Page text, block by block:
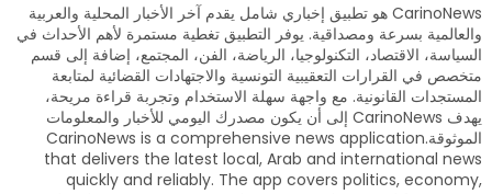
CarinoNews هو تطبيق إخباري شامل يقدم آخر الأخبار المحلية والعربية
والعالمية بسرعة ومصداقية. يوفر التطبيق تغطية مستمرة لأهم الأحداث في
السياسة، الاقتصاد، التكنولوجيا، الرياضة، الفن، المجتمع، إضافة إلى قسم
متخصص في القرارات التعقيبية التونسية والاجتهادات القضائية لمتابعة
المستجدات القانونية. مع واجهة سهلة الاستخدام وتجربة قراءة مريحة،
يهدف CarinoNews إلى أن يكون مصدرك اليومي للأخبار والمعلومات
الموثوقة.CarinoNews is a comprehensive news application
that delivers the latest local, Arab and international news
quickly and reliably. The app covers politics, economy,